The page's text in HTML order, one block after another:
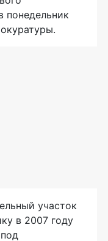
понедельник
участок
в 2007 году